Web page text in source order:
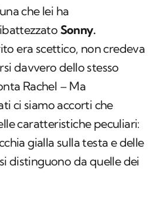
che lei ha
Sonny.
era scettico, non credeva
davvero dello stesso
Rachel – Ma
ci siamo accorti che
caratteristiche peculiari:
gialla sulla testa e delle
distinguono da quelle dei